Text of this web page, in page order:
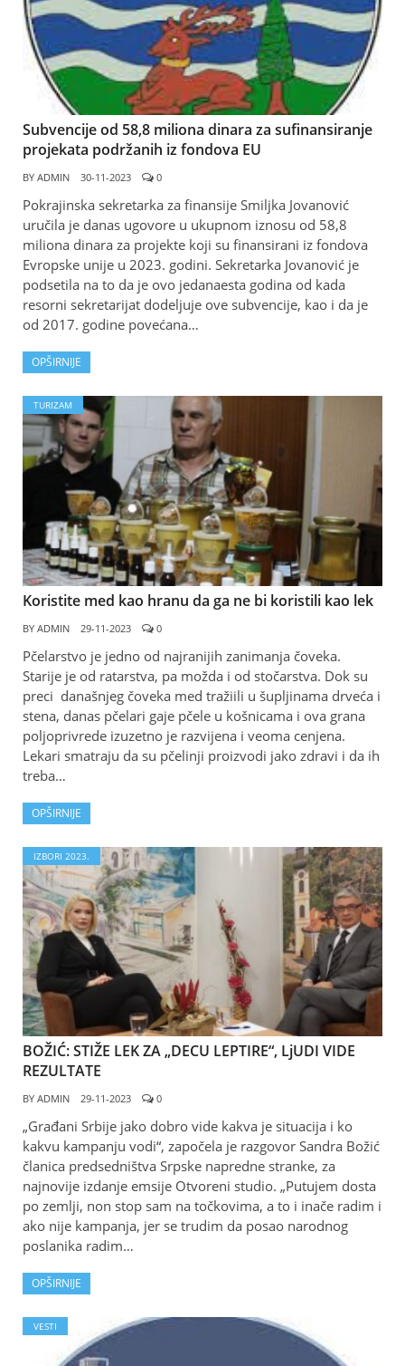
Subvencije od 58,8 miliona dinara za sufinansiranje
projekata podržanih iz fondova EU
BY ADMIN 30-11-2023 0
Pokrajinska sekretarka za finansije Smiljka Jovanović
uručila je danas ugovore u ukupnom iznosu od 58,8
miliona dinara za projekte koji su finansirani iz fondova
Evropske unije u 2023. godini. Sekretarka Jovanović je
podsetila na to da je ovo jedanaesta godina od kada
resorni sekretarijat dodeljuje ove subvencije, kao i da je
od 2017. godine povećana…
OPŠIRNIJE
TURIZAM
Koristite med kao hranu da ga ne bi koristili kao lek
BY ADMIN 29-11-2023 0
Pčelarstvo je jedno od najranijih zanimanja čoveka.
Starije je od ratarstva, pa možda i od stočarstva. Dok su
preci današnjeg čoveka med tražiili u šupljinama drveća i
stena, danas pčelari gaje pčele u košnicama i ova grana
poljoprivrede izuzetno je razvijena i veoma cenjena.
Lekari smatraju da su pčelinji proizvodi jako zdravi i da ih
treba…
OPŠIRNIJE
IZBORI 2023.
BOŽIĆ: STIŽE LEK ZA „DECU LEPTIRE“, LjUDI VIDE
REZULTATE
BY ADMIN 29-11-2023 0
„Građani Srbije jako dobro vide kakva je situacija i ko
kakvu kampanju vodi“, započela je razgovor Sandra Božić
članica predsedništva Srpske napredne stranke, za
najnovije izdanje emsije Otvoreni studio. „Putujem dosta
po zemlji, non stop sam na točkovima, a to i inače radim i
ako nije kampanja, jer se trudim da posao narodnog
poslanika radim…
OPŠIRNIJE
VESTI